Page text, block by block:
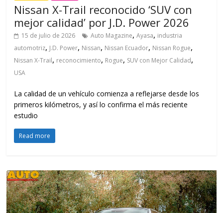
Nissan X-Trail reconocido ‘SUV con
mejor calidad’ por J.D. Power 2026
15 de julio de 2026 Auto Magazine,Ayasa, industria
automotriz, J.D. Power, Nissan, Nissan Ecuador, Nissan Rogue,
Nissan X-Trail, reconocimiento, Rogue, SUV con Mejor Calidad,
USA
La calidad de un vehículo comienza a reflejarse desde los
primeros kilómetros, y así lo confirma el más reciente
estudio
Read more